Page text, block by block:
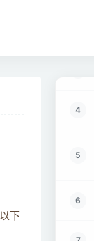
下
4
5
6